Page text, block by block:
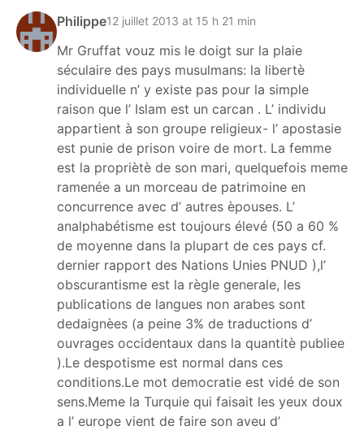
Philippe12 juillet 2013 at 15 h 21 min
Mr Gruffat vouz mis le doigt sur la plaie
séculaire des pays musulmans: la libertè
individuelle n’ y existe pas pour la simple
raison que l’ Islam est un carcan . L’ individu
appartient à son groupe religieux- l’ apostasie
est punie de prison voire de mort. La femme
est la propriètè de son mari, quelquefois meme
ramenée a un morceau de patrimoine en
concurrence avec d’ autres èpouses. L’
analphabétisme est toujours élevé (50 a 60 %
de moyenne dans la plupart de ces pays cf.
dernier rapport des Nations Unies PNUD ),l’
obscurantisme est la règle generale, les
publications de langues non arabes sont
dedaignèes (a peine 3% de traductions d’
ouvrages occidentaux dans la quantitè publiee
).Le despotisme est normal dans ces
conditions.Le mot democratie est vidé de son
sens.Meme la Turquie qui faisait les yeux doux
a l’ europe vient de faire son aveu d’